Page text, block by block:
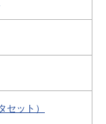
セット）